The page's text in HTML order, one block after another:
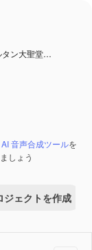
タン大聖堂…
AI 音声合成ツールを
しょう
ジェクトを作成